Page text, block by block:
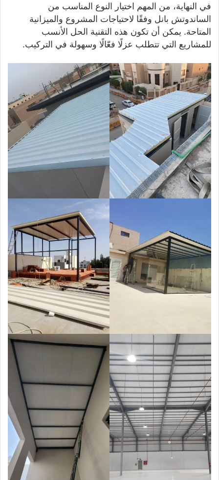
في النهاية، من المهم اختيار النوع المناسب من
الساندوتش بانل وفقًا لاحتياجات المشروع والميزانية
المتاحة. يمكن أن تكون هذه التقنية الحل الأنسب
للمشاريع التي تتطلب عزلًا فعّالًا وسهولة في التركيب.